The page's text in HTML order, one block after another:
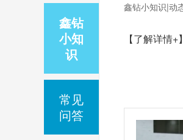
鑫钻小知识|动
【了解详情+】
鑫钻
小知
识
常见
问答